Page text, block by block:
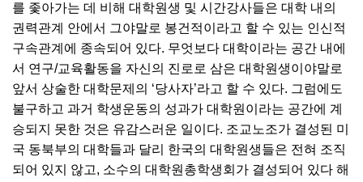
를 좇아가는 데 비해 대학원생 및 시간강사들은 대학 내의
권력관계 안에서 그야말로 봉건적이라고 할 수 있는 인신적
구속관계에 종속되어 있다. 무엇보다 대학이라는 공간 내에
서 연구/교육활동을 자신의 진로로 삼은 대학원생이야말로
앞서 상술한 대학문제의 ‘당사자’라고 할 수 있다. 그럼에도
불구하고 과거 학생운동의 성과가 대학원이라는 공간에 계
승되지 못한 것은 유감스러운 일이다. 조교노조가 결성된 미
국 동북부의 대학들과 달리 한국의 대학원생들은 전혀 조직
되어 있지 않고, 소수의 대학원총학생회가 결성되어 있다 해